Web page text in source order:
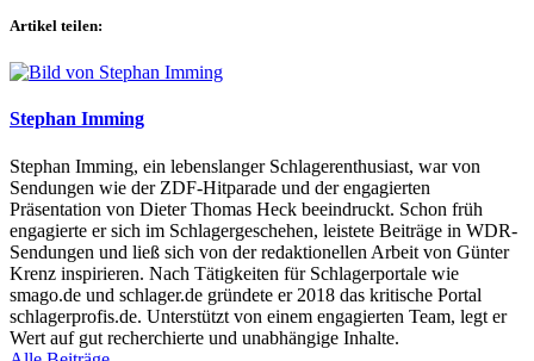
Artikel teilen:
Stephan Imming
Stephan Imming, ein lebenslanger Schlagerenthusiast, war von
Sendungen wie der ZDF-Hitparade und der engagierten
Präsentation von Dieter Thomas Heck beeindruckt. Schon früh
engagierte er sich im Schlagergeschehen, leistete Beiträge in WDR-
Sendungen und ließ sich von der redaktionellen Arbeit von Günter
Krenz inspirieren. Nach Tätigkeiten für Schlagerportale wie
smago.de und schlager.de gründete er 2018 das kritische Portal
schlagerprofis.de. Unterstützt von einem engagierten Team, legt er
Wert auf gut recherchierte und unabhängige Inhalte.